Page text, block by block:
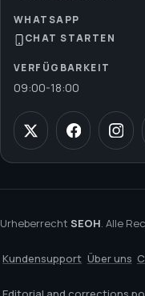
WHATSAPP
CHAT STARTEN
VERFÜGBARKEIT
09:00-18:00
Urheberrecht SEOH. Alle
Kundensupport Über uns